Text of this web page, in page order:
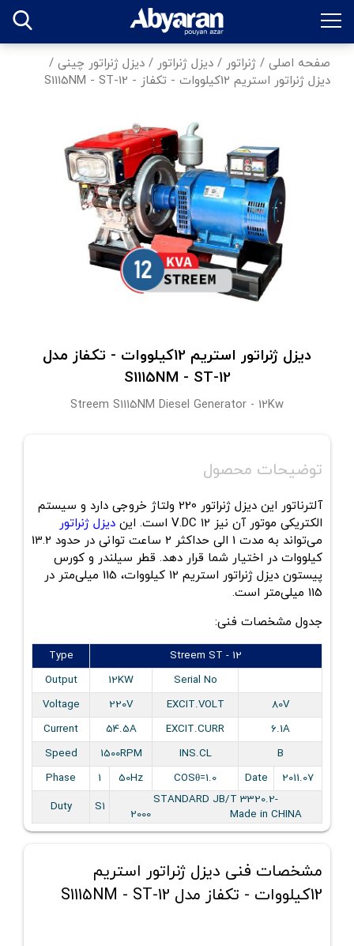
صفحه اصلی / ژنراتور / دیزل ژنراتور / دیزل ژنراتور چینی /
دیزل ژنراتور استریم 12کیلووات - تکفاز - S1115NM - ST-12
دیزل ژنراتور استریم 12کیلووات - تکفاز مدل
S1115NM - ST-12
Streem S1115NM Diesel Generator - 12Kw
توضیحات محصول
آلترناتور این دیزل ژنراتور 220 ولتاژ خروجی دارد و سیستم
الکتریکی موتور آن نیز
است. این دیزل ژنراتور
می‌تواند به مدت 1 الی حداکثر 2 ساعت توانی در حدود 13.2
کیلووات در اختیار شما قرار دهد. قطر سیلندر و کورس
پیستون دیزل ژنراتور استریم 12 کیلووات، 115 میلی‌متر در
115 میلی‌متر است
.
جدول مشخصات فنی:
Streem ST - 12
Type
Serial No
12KW
Output
80V
EXCIT.VOLT
220V
Voltage
6.1A
EXCIT.CURR
54.5A
Current
B
INS.CL
1500RPM
Speed
2011.07
Date
COSθ=1.0
50Hz
1
Phase
STANDARD JB/T 3320.2-
2000 Made in CHINA
S1
Duty
مشخصات فنی دیزل ژنراتور استریم
12کیلووات - تکفاز مدل S1115NM - ST-12